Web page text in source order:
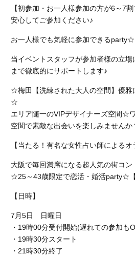
【初参加・お一人様参加の方が6～7割
安心してご参加ください♪
お一人様でも気軽に参加できるparty☆
当イベントスタッフが参加者様の立
まで徹底的にサポートします♪
☆梅田【洗練された大人の空間】優雅
☆
エリア随一のVIPデザイナーズ空間☆
空間で素敵な出会いを楽しみませんか
【当たる！有名な女性占い師によるオ
大阪で毎回満席になる超人気の街コン
☆25～43歳限定で恋活・婚活party☆
【日時】
7月5日 日曜日
・19時00分受付開始(遅れての参加も
・19時30分スタート
・21時30分終了